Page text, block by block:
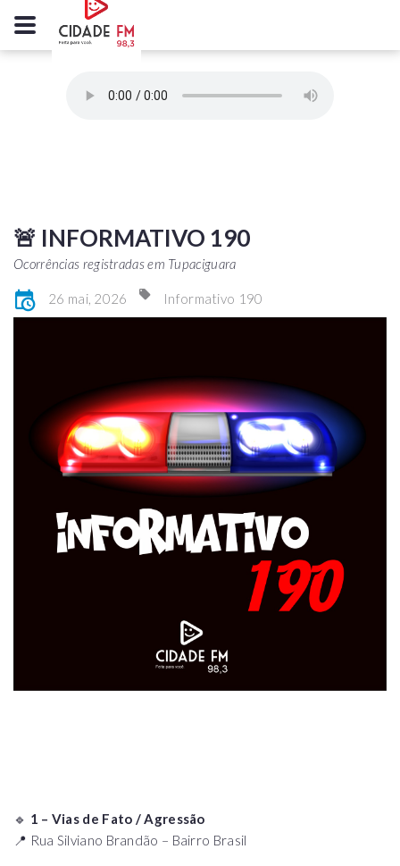
🚨 INFORMATIVO 190
Ocorrências registradas em Tupaciguara
26 mai, 2026 Informativo 190
🔹 1 – Vias de Fato / Agressão
📍 Rua Silviano Brandão – Bairro Brasil